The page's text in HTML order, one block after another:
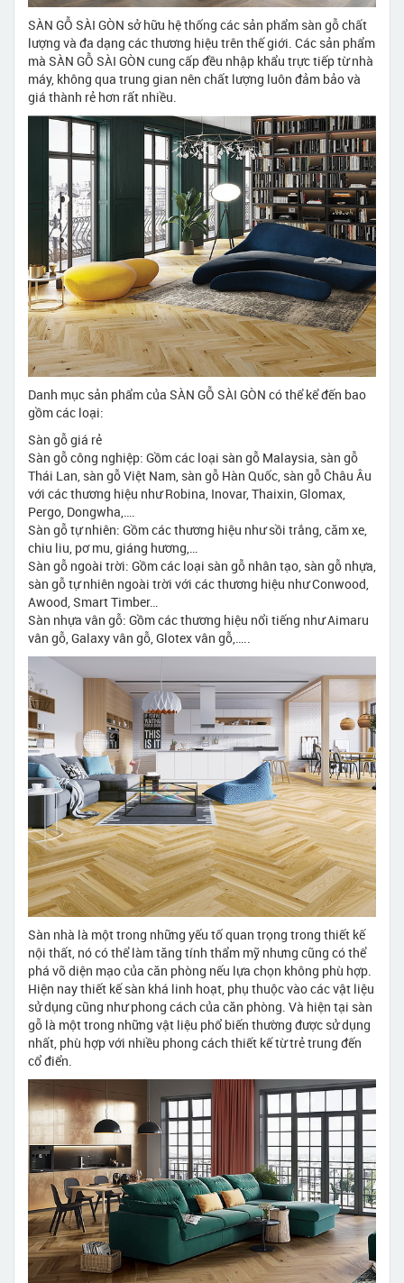
SÀN GỖ SÀI GÒN sở hữu hệ thống các sản phẩm sàn gỗ chất
lượng và đa dạng các thương hiệu trên thế giới. Các sản phẩm
mà SÀN GỖ SÀI GÒN cung cấp đều nhập khẩu trực tiếp từ nhà
máy, không qua trung gian nên chất lượng luôn đảm bảo và
giá thành rẻ hơn rất nhiều.
Danh mục sản phẩm của SÀN GỖ SÀI GÒN có thể kể đến bao
gồm các loại:
Sàn gỗ giá rẻ
Sàn gỗ công nghiệp: Gồm các loại sàn gỗ Malaysia, sàn gỗ
Thái Lan, sàn gỗ Việt Nam, sàn gỗ Hàn Quốc, sàn gỗ Châu Âu
với các thương hiệu như Robina, Inovar, Thaixin, Glomax,
Pergo, Dongwha,….
Sàn gỗ tự nhiên: Gồm các thương hiệu như sồi trắng, căm xe,
chiu liu, pơ mu, giáng hương,…
Sàn gỗ ngoài trời: Gồm các loại sàn gỗ nhân tạo, sàn gỗ nhựa,
sàn gỗ tự nhiên ngoài trời với các thương hiệu như Conwood,
Awood, Smart Timber…
Sàn nhựa vân gỗ: Gồm các thương hiệu nổi tiếng như Aimaru
vân gỗ, Galaxy vân gỗ, Glotex vân gỗ,…..
Sàn nhà là một trong những yếu tố quan trọng trong thiết kế
nội thất, nó có thể làm tăng tính thẩm mỹ nhưng cũng có thể
phá vỡ diện mạo của căn phòng nếu lựa chọn không phù hợp.
Hiện nay thiết kế sàn khá linh hoạt, phụ thuộc vào các vật liệu
sử dụng cũng như phong cách của căn phòng. Và hiện tại sàn
gỗ là một trong những vật liệu phổ biến thường được sử dụng
nhất, phù hợp với nhiều phong cách thiết kế từ trẻ trung đến
cổ điển.